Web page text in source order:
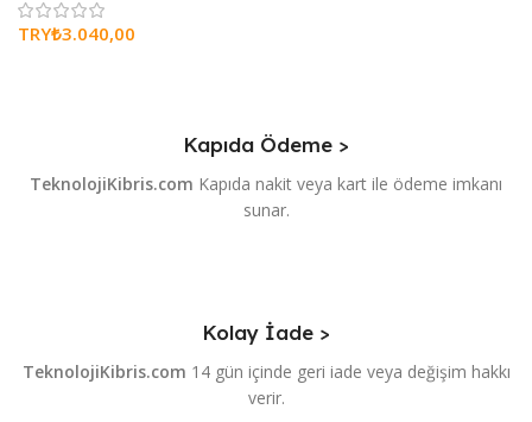
TRY₺3.040,00
Kapıda Ödeme >
TeknolojiKibris.com Kapıda nakit veya kart ile ödeme imkanı
sunar.
Kolay İade >
TeknolojiKibris.com 14 gün içinde geri iade veya değişim hakkı
verir.